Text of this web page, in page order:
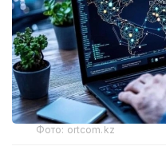
Фото: ortcom.kz